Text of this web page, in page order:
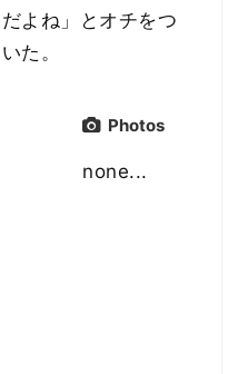
よね」とオチをつ
た。
Photos
none...